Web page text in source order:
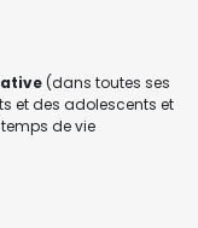
(dans toutes ses
et des adolescents et
de vie